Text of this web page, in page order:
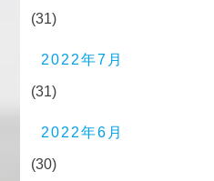
(31)
2022年7月
(31)
2022年6月
(30)